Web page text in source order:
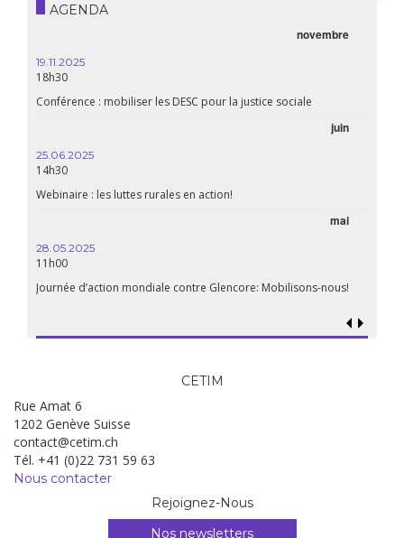
AGENDA
novembre
19.11.2025
18h30
Conférence : mobiliser les DESC pour la justice sociale
juin
25.06.2025
14h30
Webinaire : les luttes rurales en action!
mai
28.05.2025
11h00
Journée d’action mondiale contre Glencore: Mobilisons-nous!
CETIM
Rue Amat 6
1202 Genève Suisse
contact@cetim.ch
Tél. +41 (0)22 731 59 63
Nous contacter
Rejoignez-Nous
Nos newsletters